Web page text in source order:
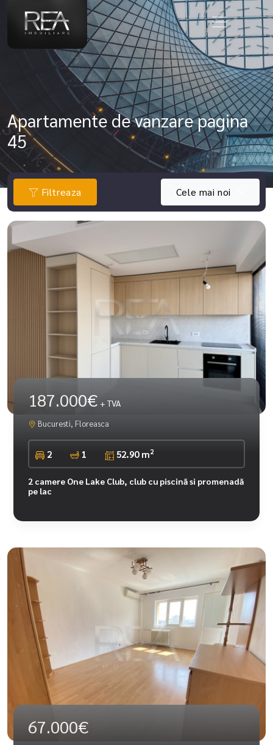
Apartamente de vanzare pagina
45
Filtreaza Cele mai noi
187.000€ + TVA
Bucuresti, Floreasca
2 1 52.90 m2
2 camere One Lake Club, club cu piscină si promenadă
pe lac
67.000€